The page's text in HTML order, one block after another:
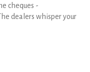
cheques -
dealers whisper your